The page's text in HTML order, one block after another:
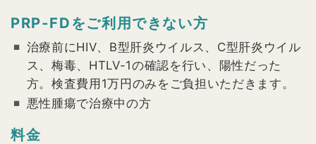
PRP-FDをご利用できない方
治療前にHIV、B型肝炎ウイルス、C型肝炎ウイル
ス、梅毒、HTLV-1の確認を行い、陽性だった
方。検査費用1万円のみをご負担いただきます。
悪性腫瘍で治療中の方
料金